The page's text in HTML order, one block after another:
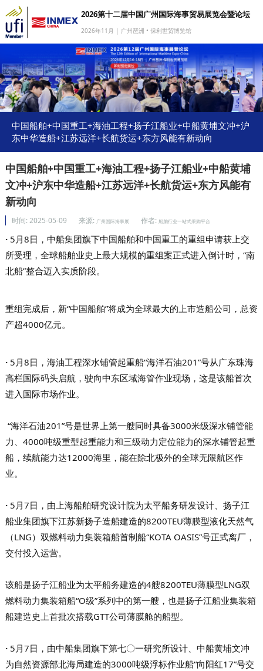
我要参展
我要参会
我要参观
商旅服务
媒体中心
下载中心
关于我们
2026第十二届中国广州国际海事贸易展览会暨论坛
2026年11月 | 广州琶洲 • 保利世贸博览馆
中国船舶+中国重工+海油工程+扬子江船业+中船黄埔文冲+沪
东中华造船+江苏远洋+长航货运+东方风能有新动向
中国船舶+中国重工+海油工程+扬子江船业+中船黄埔
文冲+沪东中华造船+江苏远洋+长航货运+东方风能有
新动向
时间: 2025-05-09 来源: 广州国际海事展 作者: 船舶行业一站式采购平台
· 5月8日，中船集团旗下中国船舶和中国重工的重组申请获上交
所受理，全球船舶业史上最大规模的重组案正式进入倒计时，“南
北船”整合迈入实质阶段。
重组完成后，新“中国船舶”将成为全球最大的上市造船公司，总资
产超4000亿元。
· 5月8日，海油工程深水铺管起重船“海洋石油201”号从广东珠海
高栏国际码头启航，驶向中东区域海管作业现场，这是该船首次
进入国际市场作业。
“海洋石油201”号是世界上第一艘同时具备3000米级深水铺管能
力、4000吨级重型起重能力和三级动力定位能力的深水铺管起重
船，续航能力达12000海里，能在除北极外的全球无限航区作
业。
· 5月7日，由上海船舶研究设计院为太平船务研发设计、扬子江
船业集团旗下江苏新扬子造船建造的8200TEU薄膜型液化天然气
（LNG）双燃料动力集装箱船首制船“KOTA OASIS”号正式离厂，
交付投入运营。
该船是扬子江船业为太平船务建造的4艘8200TEU薄膜型LNG双
燃料动力集装箱船“O级”系列中的第一艘，也是扬子江船业集装箱
船建造史上首批次搭载GTT公司薄膜舱的船型。
· 5月7日，由中船集团旗下第七〇一研究所设计、中船黄埔文冲
为自然资源部北海局建造的3000吨级浮标作业船“向阳红17”号交